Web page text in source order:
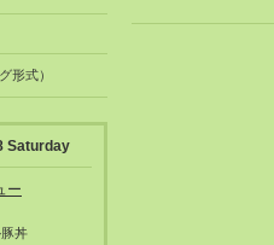
形式）
Saturday
ー
丼